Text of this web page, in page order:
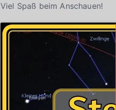
Viel Spaß beim Anschauen!